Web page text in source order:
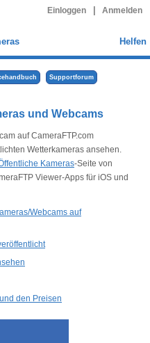
Einloggen Anmelden
Helfen
Supportforum
und Webcams
auf CameraFTP.com
Wetterkameras ansehen.
Kameras-Seite von
Viewer-Apps für iOS und
Webcams auf
den Preisen